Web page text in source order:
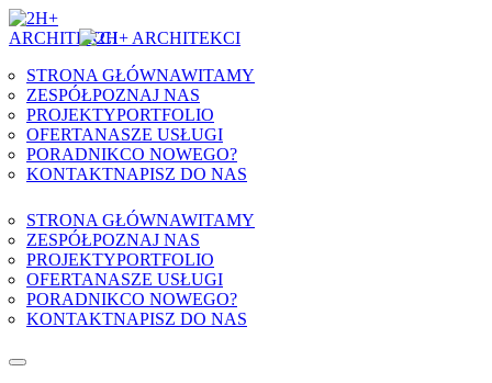
Skip to content
STRONA GŁÓWNAWITAMY
ZESPÓŁPOZNAJ NAS
PROJEKTYPORTFOLIO
OFERTANASZE USŁUGI
PORADNIKCO NOWEGO?
KONTAKTNAPISZ DO NAS
STRONA GŁÓWNAWITAMY
ZESPÓŁPOZNAJ NAS
PROJEKTYPORTFOLIO
OFERTANASZE USŁUGI
PORADNIKCO NOWEGO?
KONTAKTNAPISZ DO NAS